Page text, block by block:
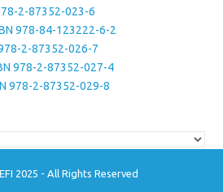
2-87352-023-6
978-84-123222-6-2
2-87352-026-7
978-2-87352-027-4
978-2-87352-029-8
2025 - All Rights Reserved